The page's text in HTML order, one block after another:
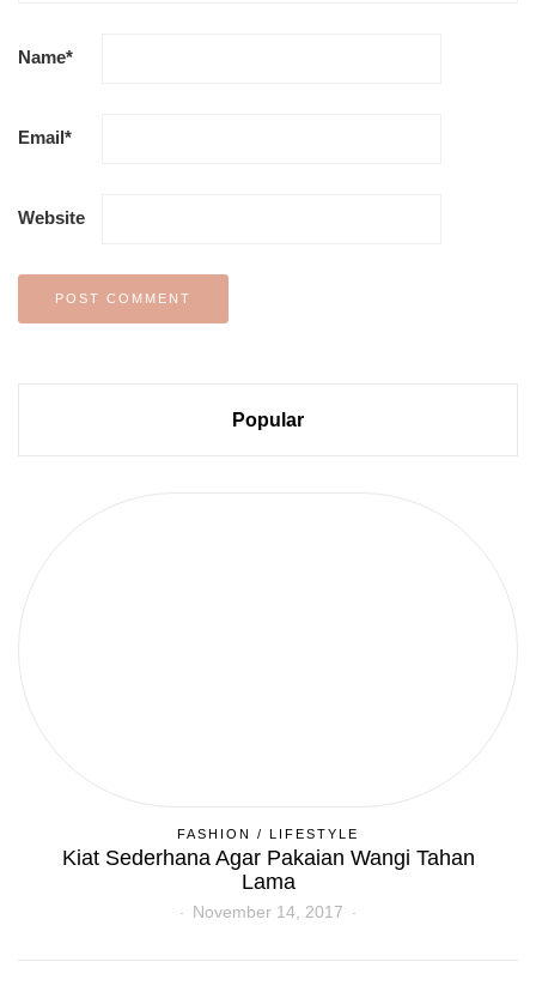
Name*
Email*
Website
Popular
FASHION / LIFESTYLE
Kiat Sederhana Agar Pakaian Wangi Tahan
Lama
November 14, 2017